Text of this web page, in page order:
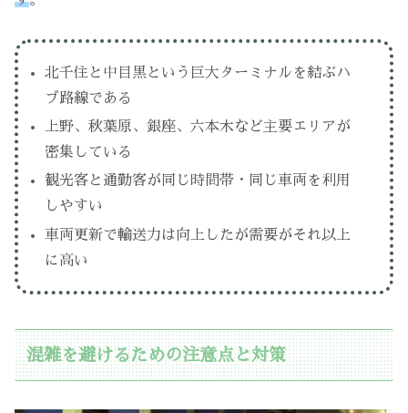
北千住と中目黒という巨大ターミナルを結ぶハ
ブ路線である
上野、秋葉原、銀座、六本木など主要エリアが
密集している
観光客と通勤客が同じ時間帯・同じ車両を利用
しやすい
車両更新で輸送力は向上したが需要がそれ以上
に高い
混雑を避けるための注意点と対策